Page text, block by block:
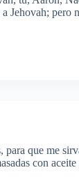
Jehovah;
que me
con